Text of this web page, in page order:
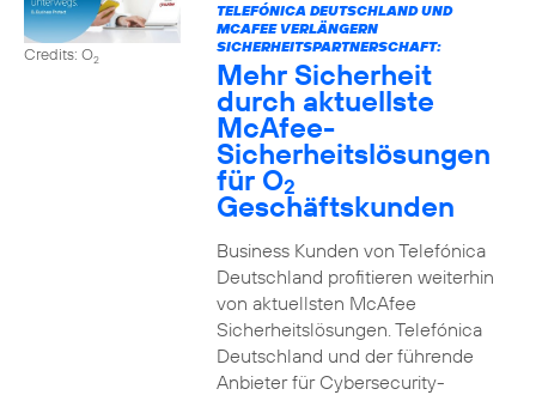
Credits: O2
TELEFÓNICA DEUTSCHLAND UND
MCAFEE VERLÄNGERN
SICHERHEITSPARTNERSCHAFT:
Mehr Sicherheit
durch aktuellste
McAfee-
Sicherheitslösungen
für O2
Geschäftskunden
Business Kunden von Telefónica
Deutschland profitieren weiterhin
von aktuellsten McAfee
Sicherheitslösungen. Telefónica
Deutschland und der führende
Anbieter für Cybersecurity-